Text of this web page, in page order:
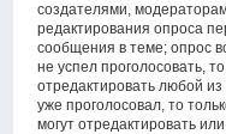
создателями,
редактирования опроса
сообщения в теме; опрос
не успел проголосовать,
отредактировать любой
уже проголосовал, то
могут отредактировать